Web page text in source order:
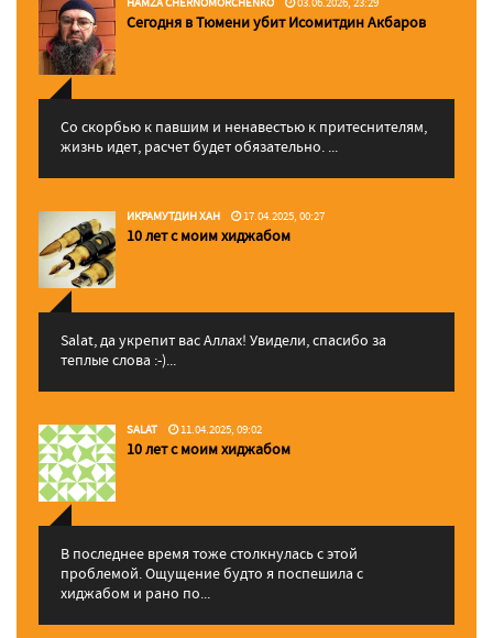
Сегодня в Тюмени убит Исомитдин Акбаров
Со скорбью к павшим и ненавестью к притеснителям,
жизнь идет, расчет будет обязательно. ...
ИКРАМУТДИН ХАН 17.04.2025, 00:27
10 лет с моим хиджабом
Salat, да укрепит вас Аллаx! Увидели, спасибо за
теплые слова :-)...
SALAT 11.04.2025, 09:02
10 лет с моим хиджабом
В последнее время тоже столкнулась с этой
проблемой. Ощущение будто я поспешила с
хиджабом и рано по...